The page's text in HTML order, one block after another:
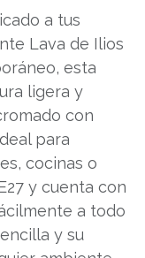
a tus
Lava de Ilios
esta
ligera y
con
para
cocinas o
y cuenta con
a todo
y su